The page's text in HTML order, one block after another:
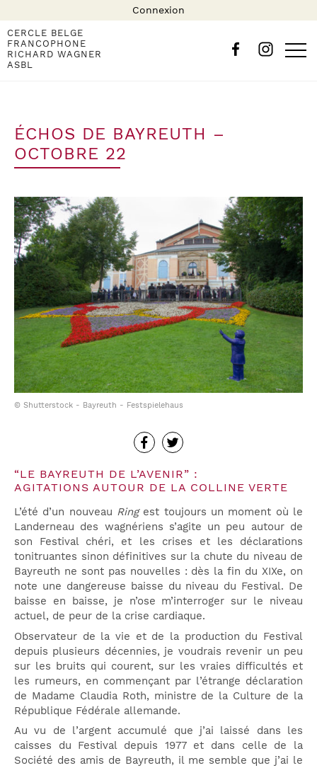
Connexion
CERCLE BELGE
FRANCOPHONE
RICHARD WAGNER
ASBL
ÉCHOS DE BAYREUTH –
OCTOBRE 22
© Shutterstock - Bayreuth - Festspielehaus
“LE BAYREUTH DE L’AVENIR” :
AGITATIONS AUTOUR DE LA COLLINE VERTE
L’été d’un nouveau Ringest toujours un moment où le
Landerneau des wagnériens s’agite un peu autour de
son Festival chéri, et les crises et les déclarations
tonitruantes sinon définitives sur la chute du niveau de
Bayreuth ne sont pas nouvelles : dès la fin du XIXe, on
note une dangereuse baisse du niveau du Festival. De
baisse en baisse, je n’ose m’interroger sur le niveau
actuel, de peur de la crise cardiaque.
Observateur de la vie et de la production du Festival
depuis plusieurs décennies, je voudrais revenir un peu
sur les bruits qui courent, sur les vraies difficultés et
les rumeurs, en commençant par l’étrange déclaration
de Madame Claudia Roth, ministre de la Culture de la
République Fédérale allemande.
Au vu de l’argent accumulé que j’ai laissé dans les
caisses du Festival depuis 1977 et dans celle de la
Société des amis de Bayreuth, il me semble que j’ai le